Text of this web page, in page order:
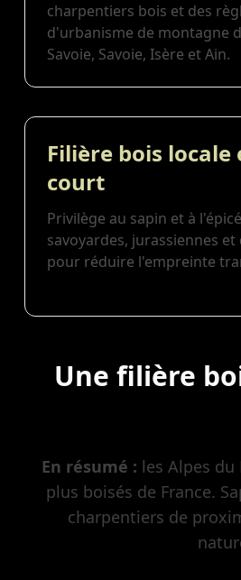
charpentiers bois et des
d'urbanisme de montagne
Savoie, Savoie, Isère et Ain.
Filière bois
court
Privilège au sapin et à
savoyardes, jurassiennes
pour réduire l'empreinte
Une filière
En résumé : les Alpes
plus boisés de France.
charpentiers de